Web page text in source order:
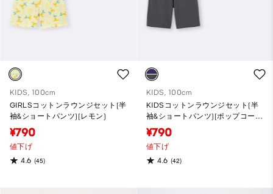
KIDS, 100cm
GIRLSコットンラウンジセット(半
袖&ショートパンツ)(レモン)
¥790
値下げ
4.6 (45)
KIDS, 100cm
KIDSコットンラウンジセット(半
袖&ショートパンツ)(ポップコー
ン)
¥790
値下げ
4.6 (42)